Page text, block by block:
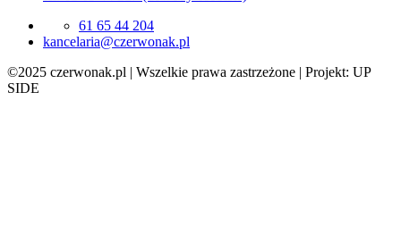
61 65 44 204
lp.kanowrezc@airalecnak
©2025 czerwonak.pl | Wszelkie prawa zastrzeżone | Projekt: UP
SIDE